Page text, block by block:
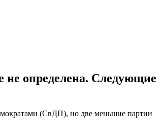
определена. Следующие
(СвДП), но две меньшие партии